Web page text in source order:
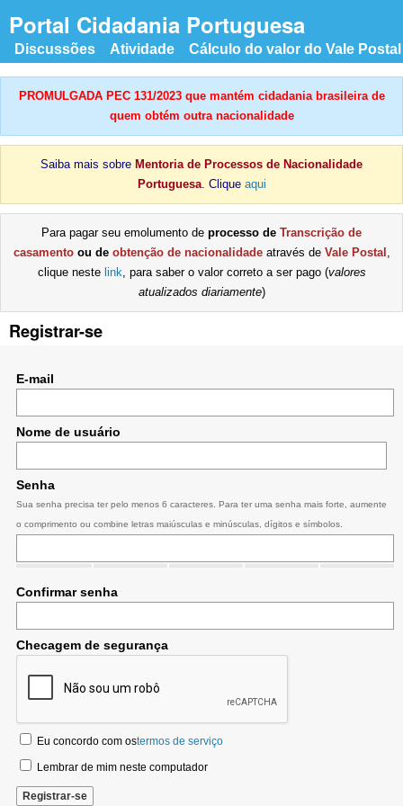
Portal Cidadania Portuguesa
Discussões Atividade Cálculo do valor do Vale Postal
PROMULGADA PEC 131/2023 que mantém cidadania brasileira de
quem obtém outra nacionalidade
Saiba mais sobre Mentoria de Processos de Nacionalidade
Portuguesa. Clique aqui
Para pagar seu emolumento de processo de Transcrição de
casamentoou de obtenção de nacionalidadeatravés de Vale Postal ,
clique neste link, para saber o valor correto a ser pago (valores
atualizados diariamente)
Registrar-se
E-mail
Nome de usuário
Senha
Sua senha precisa ter pelo menos 6 caracteres. Para ter uma senha mais forte, aumente
o comprimento ou combine letras maiúsculas e minúsculas, dígitos e símbolos.
Confirmar senha
Checagem de segurança
Eu concordo com ostermos de serviço
Lembrar de mim neste computador